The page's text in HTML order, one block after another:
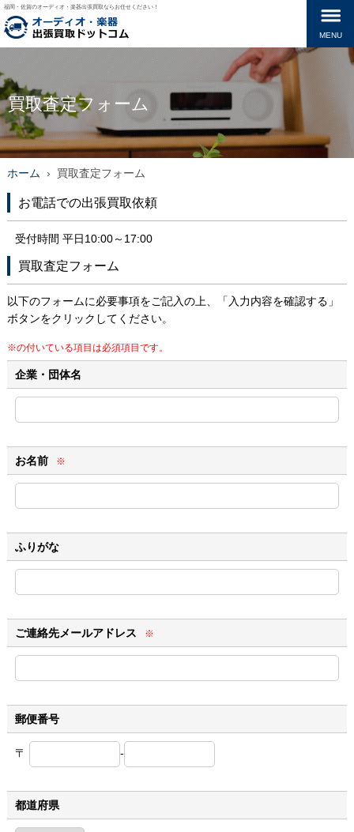
福岡・佐賀のオーディオ・楽器出張買取ならお任せください！
MENU
買取査定フォーム
ホーム › 買取査定フォーム
お電話での出張買取依頼
受付時間 平日10:00～17:00
買取査定フォーム
以下のフォームに必要事項をご記入の上、「入力内容を確認する」
ボタンをクリックしてください。
※の付いている項目は必須項目です。
企業・団体名
お名前 ※
ふりがな
ご連絡先メールアドレス ※
郵便番号
〒 -
都道府県